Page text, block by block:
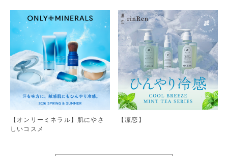
【オンリーミネラル】肌にやさ
しいコスメ
【凜恋】